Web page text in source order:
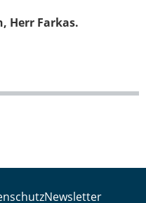
Herr Farkas.
Newsletter